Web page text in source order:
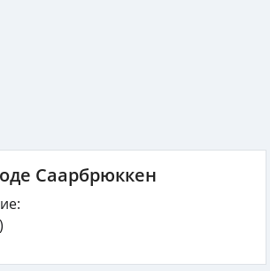
Саарбрюккен